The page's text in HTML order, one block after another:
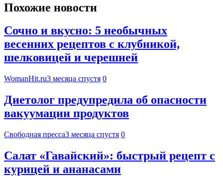
Похожие новости
Сочно и вкусно: 5 необычных
весенних рецептов с клубникой,
шелковицей и черешней
WomanHit.ru3 месяца спустя 0
Диетолог предупредила об опасности
вакуумации продуктов
Свободная пресса3 месяца спустя 0
Салат «Гавайский»: быстрый рецепт с
курицей и ананасами